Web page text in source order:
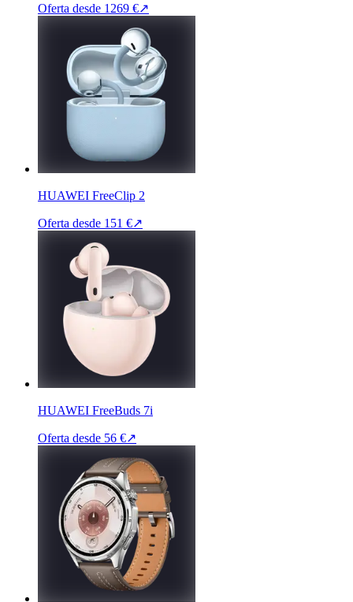
Oferta desde 1269 €↗
HUAWEI FreeClip 2
Oferta desde 151 €↗
HUAWEI FreeBuds 7i
Oferta desde 56 €↗